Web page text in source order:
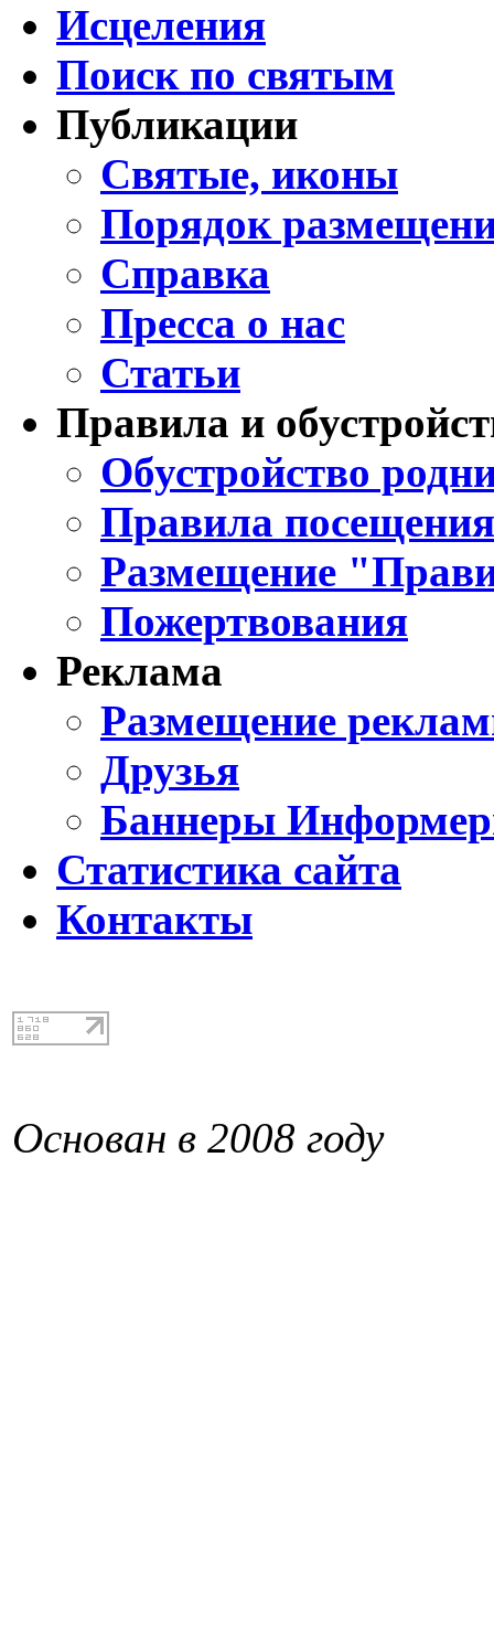
Исцеления
Поиск по святым
Публикации
Святые, иконы
Порядок
Справка
Пресса о нас
Статьи
Правила и
Обустройство
Правила
Размещение
Пожертвования
Реклама
Размещение
Друзья
Баннеры
Статистика сайта
Контакты
Основан в 2008 году